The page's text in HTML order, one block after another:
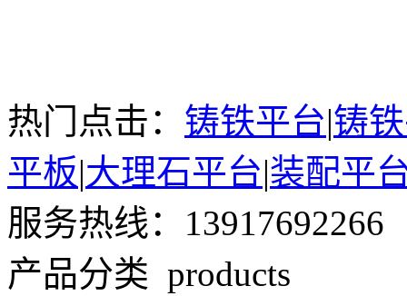
热门点击： 铸铁平台|铸
平板|大理石平台|装配平
服务热线：13917692266
产品分类 products